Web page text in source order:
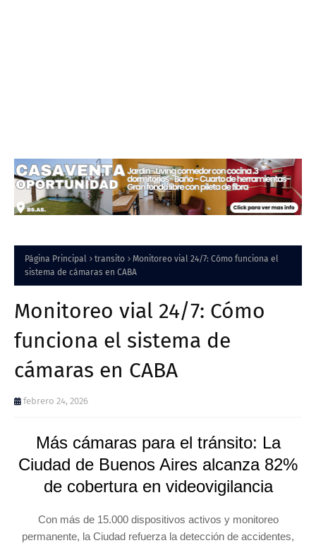
Página Principal transito
Monitoreo vial 24/7: Cómo funciona el
sistema de cámaras en CABA
Monitoreo vial 24/7: Cómo
funciona el sistema de
cámaras en CABA
febrero 24, 2026
Más cámaras para el tránsito: La
Ciudad de Buenos Aires alcanza 82%
de cobertura en videovigilancia
Con más de 15.000 dispositivos activos y monitoreo
permanente, la Ciudad refuerza la detección de accidentes,